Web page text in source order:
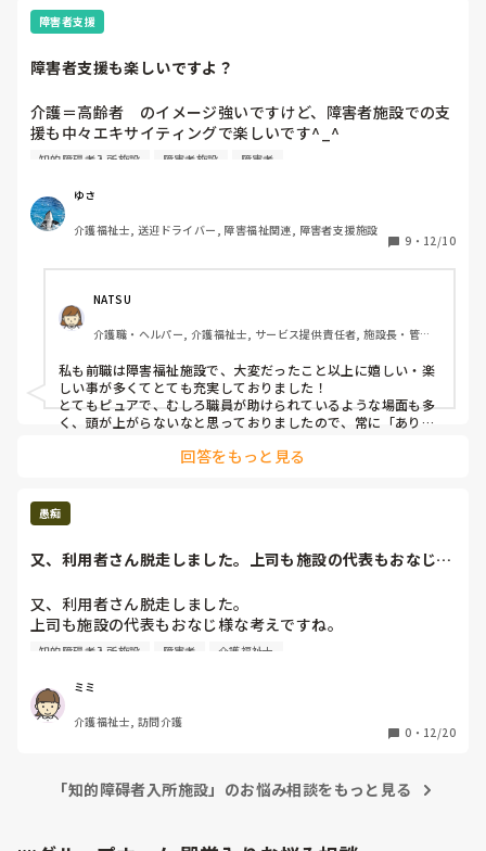
私みたいに施設のやり方に疑問を持ったりしてる人は参考に
してほしいと思います。
長々とすいませんでした。
障害者支援
障害者支援も楽しいですよ？
介護＝高齢者　のイメージ強いですけど、障害者施設での支
援も中々エキサイティングで楽しいです^_^
の、眼が本当に純真無垢で癒されます。
個々の特性を活かしながら生活している。
もっともっと障害者支援に対して認知されると嬉しいです😃
知的障碍者入所施設 障害者施設 障害者
ゆさ
介護福祉士, 送迎ドライバー, 障害福祉関連, 障害者支援施設
9 ・ 12/10
NATSU
介護職・ヘルパー, 介護福祉士, サービス提供責任者, 施設長・管理
私も前職は障害福祉施設で、大変だったこと以上に嬉しい・楽
しい事が多くてとても充実しておりました！
とてもピュアで、むしろ職員が助けられているような場面も多
く、頭が上がらないなと思っておりましたので、常に「ありが
回答をもっと見る
愚痴
又、利用者さん脱走しました。上司も施設の代表もおなじ様
又、利用者さん脱走しました。
上司も施設の代表もおなじ様な考えですね。
明日に対策を考えるそうです。
からと言われたそうです。
気持ちがしんどいですね。
コロナ渦の中なので、自室で食事、お風呂とか介護者、他の
知的障碍者入所施設 障害者 介護福祉士
ミミ
介護福祉士, 訪問介護
0 ・ 12/20
「知的障碍者入所施設」のお悩み相談をもっと見る